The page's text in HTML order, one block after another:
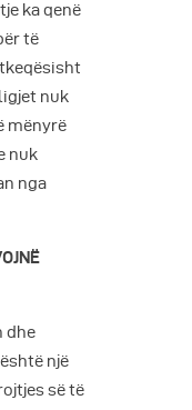
ka qenë
të
nuk
mënyrë
nuk
nga
dhe
një
së të